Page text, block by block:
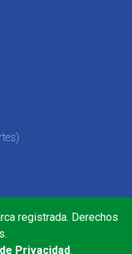
registrada. Derechos
Privacidad.